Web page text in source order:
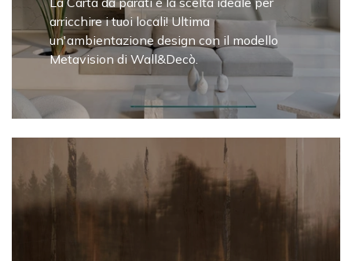
arricchire i tuoi locali! Ultima
un'ambientazione design con il modello
Metavision di Wall&Decò.